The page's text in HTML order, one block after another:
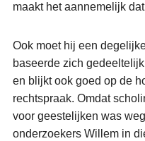
maakt het aannemelijk
Ook moet hij een
baseerde zich
en blijkt ook goed op de
rechtspraak. Omdat
voor geestelijken was
onderzoekers Willem in